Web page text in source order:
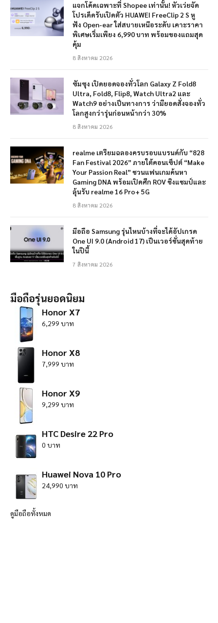
แจกโค้ดเฉพาะที่ Shopee เท่านั้น! หัวเว่ยจัด
โปรเด็ดรับเปิดตัว HUAWEI FreeClip 2 S หู
ฟัง Open-ear ใส่สบายเหนือระดับ เคาะราคา
พิเศษเริ่มเพียง 6,990 บาท พร้อมของแถมสุด
คุ้ม
8 สิงหาคม 2026
ซัมซุง เปิดยอดจองทั่วโลก Galaxy Z Fold8
Ultra, Fold8, Flip8, Watch Ultra2 และ
Watch9 อย่างเป็นทางการ ว่ามียอดสั่งจองทั่ว
โลกสูงกว่ารุ่นก่อนหน้ากว่า 30%
8 สิงหาคม 2026
realme เตรียมฉลองครบรอบแบรนด์กับ “828
Fan Festival 2026” ภายใต้คอนเซ็ปต์ “Make
Your Passion Real” ชวนแฟนเกมค้นหา
Gaming DNA พร้อมเปิดศึก ROV ชิงแชมป์และ
ลุ้นรับ realme 16 Pro+ 5G
8 สิงหาคม 2026
มือถือ Samsung รุ่นไหนบ้างที่จะได้อัปเกรด
One UI 9.0 (Android 17) เป็นเวอร์ชั่นสุดท้าย
ในปีนี้
7 สิงหาคม 2026
มือถือรุ่นยอดนิยม
Honor X7
6,299 บาท
Honor X8
7,999 บาท
Honor X9
9,299 บาท
HTC Desire 22 Pro
0 บาท
Huawei Nova 10 Pro
24,990 บาท
ดูมือถือทั้งหมด